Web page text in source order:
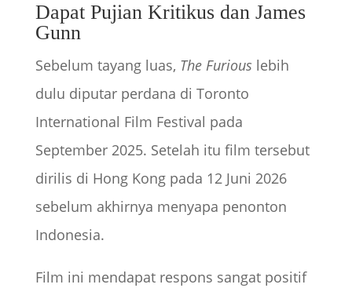
Dapat Pujian Kritikus dan James
Gunn
Sebelum tayang luas, The Furious lebih
dulu diputar perdana di Toronto
International Film Festival pada
September 2025. Setelah itu film tersebut
dirilis di Hong Kong pada 12 Juni 2026
sebelum akhirnya menyapa penonton
Indonesia.
Film ini mendapat respons sangat positif